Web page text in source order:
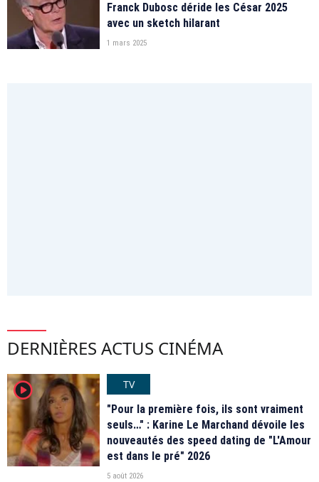
Franck Dubosc déride les César 2025
avec un sketch hilarant
1 mars 2025
DERNIÈRES ACTUS CINÉMA
player2
TV
"Pour la première fois, ils sont vraiment
seuls…" : Karine Le Marchand dévoile les
nouveautés des speed dating de "L'Amour
est dans le pré" 2026
5 août 2026